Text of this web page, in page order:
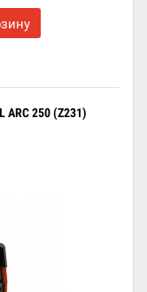
250 (Z231)